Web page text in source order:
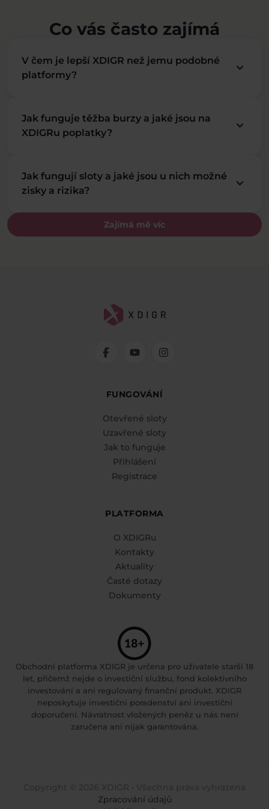
Co vás často zajímá
Zajímá mě víc
V čem je lepší XDIGR než jemu podobné
platformy?
keyboard_arrow_down
Jak funguje těžba burzy a jaké jsou na
XDIGRu poplatky?
keyboard_arrow_down
Jak fungují sloty a jaké jsou u nich možné
zisky a rizika?
keyboard_arrow_down
FUNGOVÁNÍ
Otevřené sloty
Uzavřené sloty
Jak to funguje
Přihlášení
Registrace
PLATFORMA
O XDIGRu
Kontakty
Aktuality
Časté dotazy
Dokumenty
Obchodní platforma XDIGR je určena pro uživatele starší 18
let, přičemž nejde o investiční službu, fond kolektivního
investování a ani regulovaný finanční produkt. XDIGR
neposkytuje investiční poradenství ani investiční
doporučení. Návratnost vložených peněz u nás není
zaručena ani nijak garantována.
Zpracování údajů